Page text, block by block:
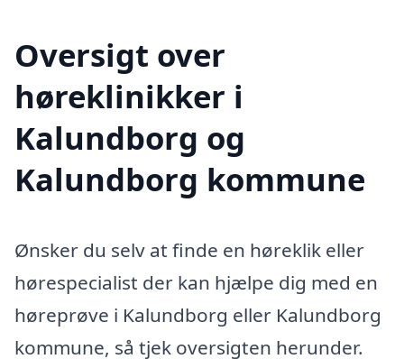
Oversigt over
høreklinikker i
Kalundborg og
Kalundborg kommune
Ønsker du selv at finde en høreklik eller
hørespecialist der kan hjælpe dig med en
høreprøve i Kalundborg eller Kalundborg
kommune, så tjek oversigten herunder.